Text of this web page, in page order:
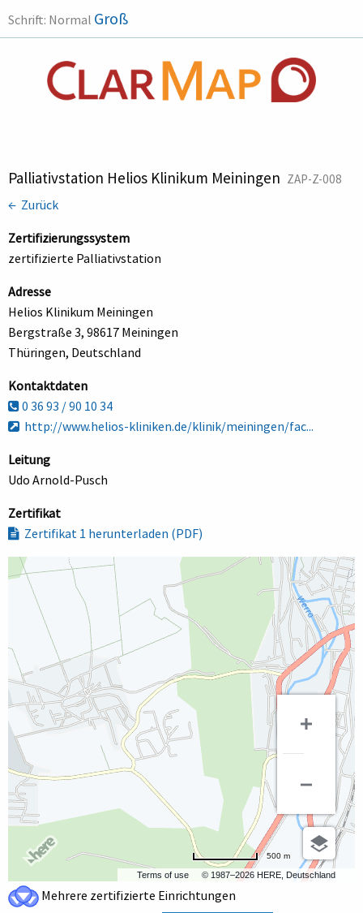
Schrift: Normal Groß
Palliativstation Helios Klinikum Meiningen ZAP-Z-008
← Zurück
Zertifizierungssystem
zertifizierte Palliativstation
Adresse
Helios Klinikum Meiningen
Bergstraße 3, 98617 Meiningen
Thüringen, Deutschland
Kontaktdaten
0 36 93 / 90 10 34
http://www.helios-kliniken.de/klinik/meiningen/fac...
Leitung
Udo Arnold-Pusch
Zertifikat
Zertifikat 1 herunterladen (PDF)
Terms of use © 1987–2026 HERE, Deutschland
500 m
Mehrere zertifizierte Einrichtungen